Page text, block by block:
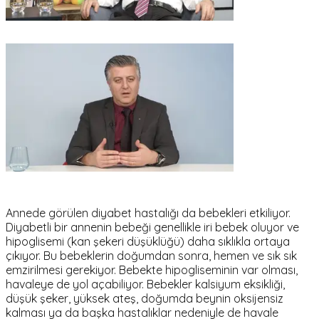
Annede görülen diyabet hastalığı da bebekleri etkiliyor.
Diyabetli bir annenin bebeği genellikle iri bebek oluyor ve
hipoglisemi (kan şekeri düşüklüğü) daha sıklıkla ortaya
çıkıyor. Bu bebeklerin doğumdan sonra, hemen ve sık sık
emzirilmesi gerekiyor. Bebekte hipogliseminin var olması,
havaleye de yol açabiliyor. Bebekler kalsiyum eksikliği,
düşük şeker, yüksek ateş, doğumda beynin oksijensiz
kalması ya da başka hastalıklar nedeniyle de havale